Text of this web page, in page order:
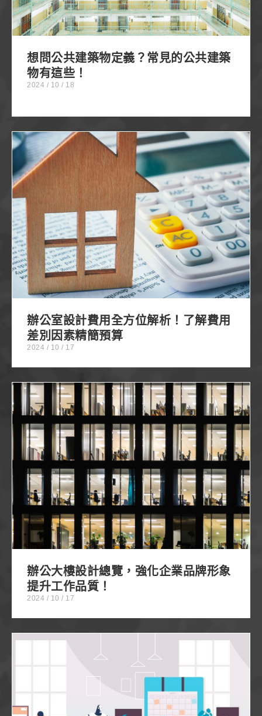
想問公共建築物定義？常見的公共建築
物有這些！
2024 / 10 / 18
辦公室設計費用全方位解析！了解費用差別因素精簡
預算
辦公室設計費用全方位解析！了解費用
差別因素精簡預算
2024 / 10 / 17
辦公大樓設計總覽，強化企業品牌形象提升工作品
質！
辦公大樓設計總覽，強化企業品牌形象
提升工作品質！
2024 / 10 / 17
2024 辦公室設計五大關鍵趨勢，結合四大面向打造